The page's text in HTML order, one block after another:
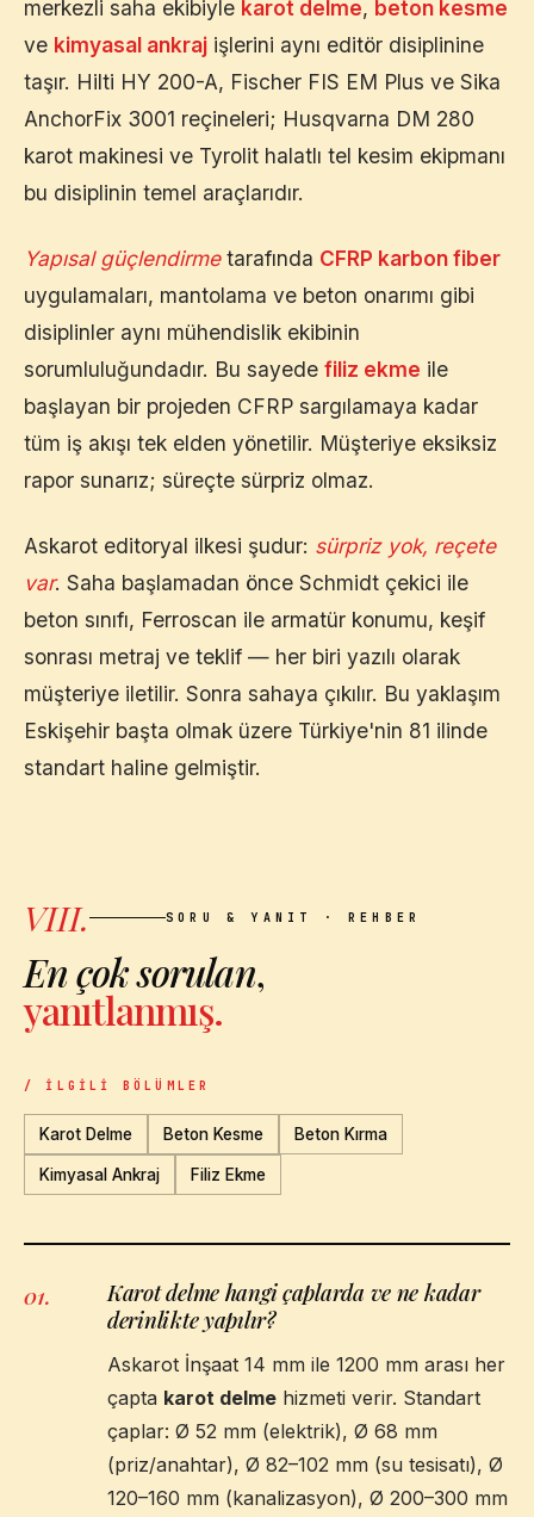
merkezli saha ekibiyle karot delme, beton kesme
ve kimyasal ankraj işlerini aynı editör disiplinine
taşır. Hilti HY 200-A, Fischer FIS EM Plus ve Sika
AnchorFix 3001 reçineleri; Husqvarna DM 280
karot makinesi ve Tyrolit halatlı tel kesim ekipmanı
bu disiplinin temel araçlarıdır.
Yapısal güçlendirmetarafında CFRP karbon fiber
uygulamaları, mantolama ve beton onarımı gibi
disiplinler aynı mühendislik ekibinin
sorumluluğundadır. Bu sayede filiz ekme ile
başlayan bir projeden CFRP sargılamaya kadar
tüm iş akışı tek elden yönetilir. Müşteriye eksiksiz
rapor sunarız; süreçte sürpriz olmaz.
Askarot editoryal ilkesi şudur: sürpriz yok, reçete
var. Saha başlamadan önce Schmidt çekici ile
beton sınıfı, Ferroscan ile armatür konumu, keşif
sonrası metraj ve teklif — her biri yazılı olarak
müşteriye iletilir. Sonra sahaya çıkılır. Bu yaklaşım
Eskişehir başta olmak üzere Türkiye'nin 81 ilinde
standart haline gelmiştir.
VIII. SORU & YANIT · REHBER
En çok sorulan,
yanıtlanmış.
/ İLGILI BÖLÜMLER
Karot Delme Beton Kesme Beton Kırma
Kimyasal Ankraj Filiz Ekme
01.
Karot delme hangi çaplarda ve ne kadar
derinlikte yapılır?
Askarot İnşaat 14 mm ile 1200 mm arası her
çapta karot delme hizmeti verir. Standart
çaplar: Ø 52 mm (elektrik), Ø 68 mm
(priz/anahtar), Ø 82–102 mm (su tesisatı), Ø
120–160 mm (kanalizasyon), Ø 200–300 mm